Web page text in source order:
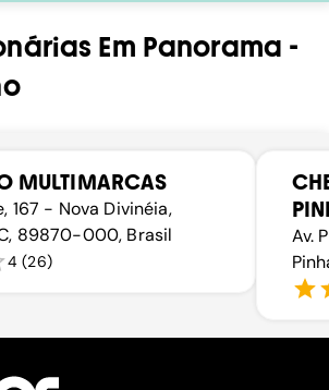
Em Panorama -
MULTIMARCAS
167 - Nova Divinéia,
89870-000, Brasil
4 (26)
Av.